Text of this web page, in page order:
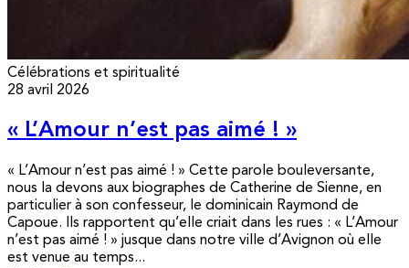
Célébrations et spiritualité
28 avril 2026
« L’Amour n’est pas aimé ! »
« L’Amour n’est pas aimé ! » Cette parole bouleversante,
nous la devons aux biographes de Catherine de Sienne, en
particulier à son confesseur, le dominicain Raymond de
Capoue. Ils rapportent qu’elle criait dans les rues : « L’Amour
n’est pas aimé ! » jusque dans notre ville d’Avignon où elle
est venue au temps...